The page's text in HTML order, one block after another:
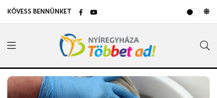
KÖVESS BENNÜNKET